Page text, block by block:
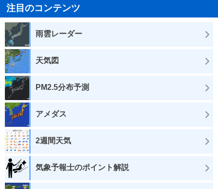
注目のコンテンツ
雨雲レーダー
天気図
PM2.5分布予測
アメダス
2週間天気
気象予報士のポイント解説